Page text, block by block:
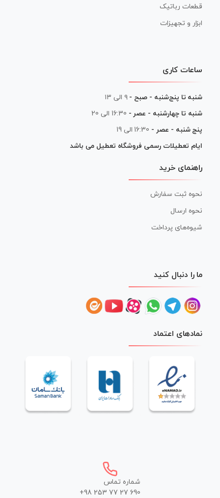
قطعات رباتیک
ابزار و تجهیزات
ساعات کاری
شنبه تا پنج‌شنبه - صبح - ۹ الی ۱۳
شنبه تا چهارشنبه - عصر - 16:30 الی 20
پنج شنبه - عصر - 16:30 الی 19
ایام تعطیلات رسمی فروشگاه تعطیل می باشد
راهنمای خرید
نحوه ثبت سفارش
نحوه ارسال
شیوه‌های پرداخت
ما را دنبال کنید
نمادهای اعتماد
شماره تماس
+98 253 77 27 690